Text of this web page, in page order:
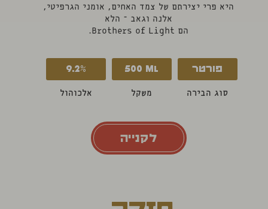
היא פרי יצירתם של צמד האחים, אומני הגרפיטי,
אלנה וגאב – הלא
הם Brothers of Light.
פורטר
סוג הבירה
ML
500
משקל
9.2%
אלכוהול
לקנייה